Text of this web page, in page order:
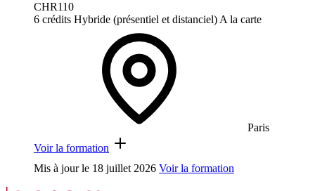
CHR110
6 crédits Hybride (présentiel et distanciel) A la carte
Paris
Voir la formation
Mis à jour le 18 juillet 2026 Voir la formation